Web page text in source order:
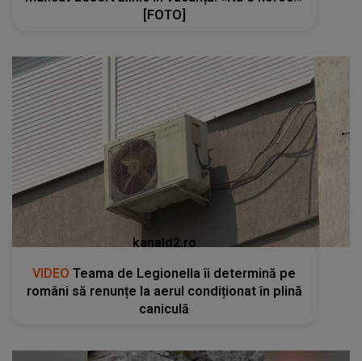
[FOTO]
kanald2.ro
VIDEO Teama de Legionella îi determină pe
români să renunțe la aerul condiționat în plină
caniculă